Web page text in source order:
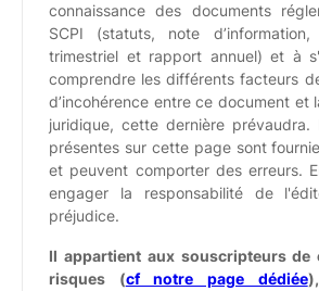
connaissance des documents
SCPI (statuts, note
trimestriel et rapport annuel) et à
comprendre les différents facteurs
d’incohérence entre ce document et
juridique, cette dernière prévaudra.
présentes sur cette page sont
et peuvent comporter des erreurs.
engager la responsabilité de
préjudice.
Il appartient aux souscripteurs de
risques (cf notre page dédiée